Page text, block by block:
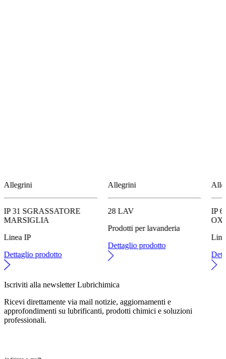
Allegrini
IP 31 SGRASSATORE
MARSIGLIA
Linea IP
Dettaglio prodotto
Allegrini
28 LAV
Prodotti per lavanderia
Dettaglio prodotto
IP
Iscriviti alla newsletter Lubrichimica
Ricevi direttamente via mail notizie, aggiornamenti e
approfondimenti su lubrificanti, prodotti chimici e soluzioni
professionali.